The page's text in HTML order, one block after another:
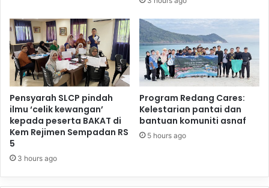
Pensyarah SLCP pindah
ilmu ‘celik kewangan’
kepada peserta BAKAT di
Kem Rejimen Sempadan RS
5
3 hours ago
Program Redang Cares:
Kelestarian pantai dan
bantuan komuniti asnaf
5 hours ago